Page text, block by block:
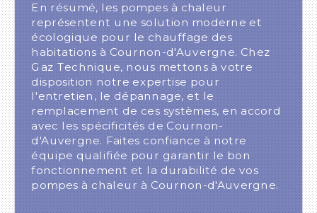
En résumé, les pompes à chaleur
représentent une solution moderne et
écologique pour le chauffage des
habitations à Cournon-d'Auvergne. Chez
Gaz Technique, nous mettons à votre
disposition notre expertise pour
l'entretien, le dépannage, et le
remplacement de ces systèmes, en accord
avec les spécificités de Cournon-
d'Auvergne. Faites confiance à notre
équipe qualifiée pour garantir le bon
fonctionnement et la durabilité de vos
pompes à chaleur à Cournon-d'Auvergne.